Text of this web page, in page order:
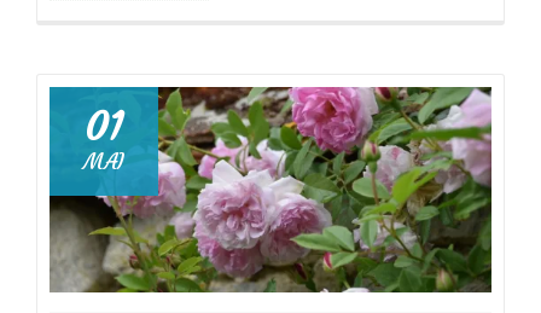
Focus
sur
le
rosier
Fantin
01
MAI